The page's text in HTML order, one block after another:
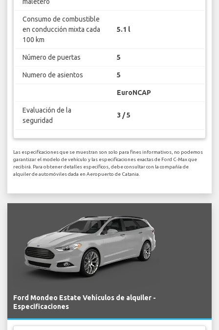
Consumo de combustible
en conducción mixta cada
100 km
5.1 l
Número de puertas 5
Numero de asientos 5
EuroNCAP
Evaluación de la
seguridad
3 / 5
Las especificaciones que se muestran son solo para fines informativos, no podemos
garantizar el modelo de vehículo y las especificaciones exactas de Ford C-Max que
recibirá. Para obtener detalles específicos, debe consultar con la compañía de
alquiler de automóviles dada en Aeropuerto de Catania.
Ford Mondeo Estate Vehículos de alquiler -
Especificaciones